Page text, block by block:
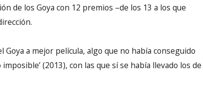
de los Goya con 12 premios –de los 13 a los que
a mejor película, algo que no había conseguido
(2013), con las que sí se había llevado los de